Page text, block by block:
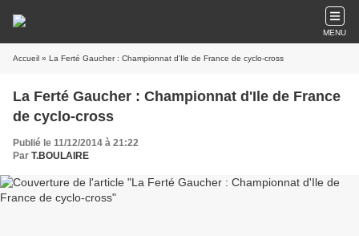
MENU
Accueil » La Ferté Gaucher : Championnat d'Ile de France de cyclo-cross
La Ferté Gaucher : Championnat d'Ile de France
de cyclo-cross
Publié le 11/12/2014 à 21:22
Par T.BOULAIRE